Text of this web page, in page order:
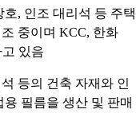
호, 인조 대리석 등 주택
중이며 KCC, 한화
있음
등의 건축 자재와 인
필름을 생산 및 판매